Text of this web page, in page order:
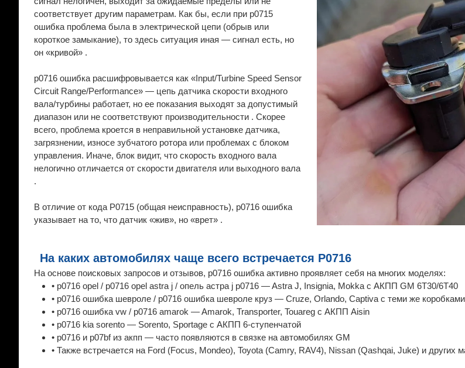
соответствует другим параметрам. Как бы, если при p0715
ошибка проблема была в электрической цепи (обрыв или
короткое замыкание), то здесь ситуация иная — сигнал есть, но
он «кривой» .
p0716 ошибка расшифровывается как «Input/Turbine Speed Sensor
Circuit Range/Performance» — цепь датчика скорости входного
вала/турбины работает, но ее показания выходят за допустимый
диапазон или не соответствуют производительности . Скорее
всего, проблема кроется в неправильной установке датчика,
загрязнении, износе зубчатого ротора или проблемах с блоком
управления. Иначе, блок видит, что скорость входного вала
нелогично отличается от скорости двигателя или выходного вала
.
В отличие от кода P0715 (общая неисправность), p0716 ошибка
указывает на то, что датчик «жив», но «врет» .
На каких автомобилях чаще всего встречается P0716
На основе поисковых запросов и отзывов, p0716 ошибка активно проявляет себя на многих моделях:
• p0716 opel / p0716 opel astra j / опель астра j p0716 — Astra J, Insignia, Mokka с АКПП GM 6T30/6T40
• p0716 ошибка шевроле / p0716 ошибка шевроле круз — Cruze, Orlando, Captiva с теми же
• p0716 ошибка vw / p0716 amarok — Amarok, Transporter, Touareg с АКПП Aisin
• p0716 kia sorento — Sorento, Sportage с АКПП 6-ступенчатой
• p0716 и p07bf из акпп — часто появляются в связке на автомобилях GM
• Также встречается на Ford (Focus, Mondeo), Toyota (Camry, RAV4), Nissan (Qashqai, Juke) и других